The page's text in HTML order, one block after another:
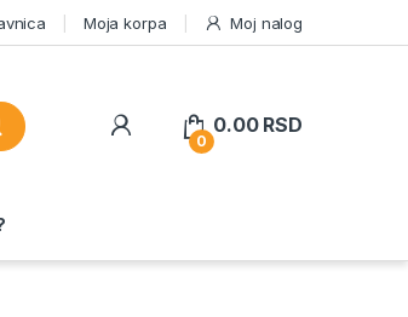
Moja korpa Moj nalog
0
0.00 RSD